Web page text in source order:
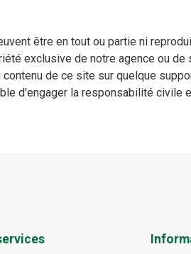
être en tout ou partie ni
exclusive de notre agence ou de
de ce site sur quelque
d'engager la responsabilité civile